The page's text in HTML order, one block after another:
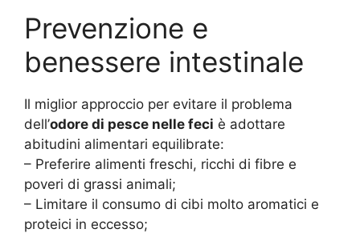
Prevenzione e
benessere intestinale
Il miglior approccio per evitare il problema
dell’odore di pesce nelle feci è adottare
abitudini alimentari equilibrate:
– Preferire alimenti freschi, ricchi di fibre e
poveri di grassi animali;
– Limitare il consumo di cibi molto aromatici e
proteici in eccesso;